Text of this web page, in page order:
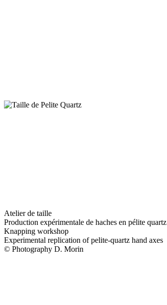
Atelier de taille
Production expérimentale de haches en pélite quartz
Knapping workshop
Experimental replication of pelite-quartz hand axes
© Photography D. Morin